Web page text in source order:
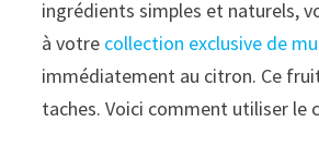
ingrédients simples et naturels,
à votre collection exclusive de
immédiatement au citron. Ce
taches. Voici comment utiliser le